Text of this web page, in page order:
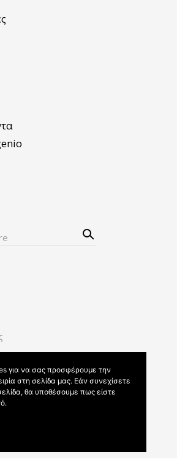
Sear
ch
Kossivakis
για να σας προσφέρουμε την
στη σελίδα μας. Εάν συνεχίσετε
θα υποθέσουμε πως είστε